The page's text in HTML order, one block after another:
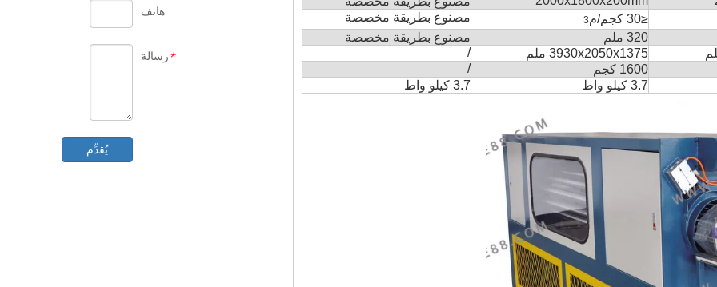
هاتف
*رسالة
يُقدِّم
≤30 كجم/م 3
مصنوع بطريقة مخصصة
320 ملم
مصنوع بطريقة مخصصة
3930x2050x1375 ملم
/
1600 كجم
/
3.7 كيلو واط 3.7 كيلو واط